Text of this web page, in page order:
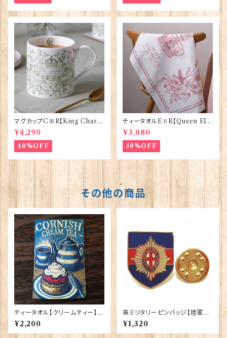
マグカップCⅢR【King Charle
sⅢ Coronation】Victoria E
ggs 50127
¥4,290
40%OFF
ティータオルEⅡR【Queen Eliz
abethⅡ Commemorative】V
ictoria Eggs 50128
¥3,080
30%OFF
その他の商品
ティータオル【クリームティー】El
gate Products 50001-X
¥2,200
英ミリタリーピンバッジ【陸軍=C
oldstream Guards】Traditio
n 90043-M030
¥1,320